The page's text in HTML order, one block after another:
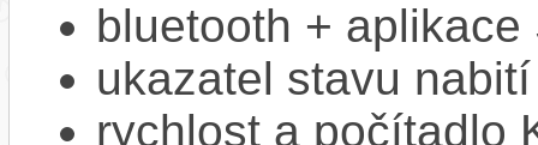
bluetooth +
ukazatel stavu
rychlost a počítadlo